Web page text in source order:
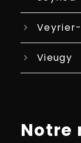
Vieugy
Notre